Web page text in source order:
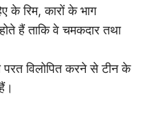
के रिम, कारों के भाग
हैं ताकि वे चमकदार तथा
परत विलोपित करने से टीन के